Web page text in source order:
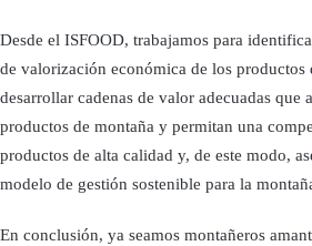
Desde el ISFOOD, trabajamos para
de valorización económica de los productos
desarrollar cadenas de valor adecuadas que
productos de montaña y permitan una
productos de alta calidad y, de este modo,
modelo de gestión sostenible para la
En conclusión, ya seamos montañeros